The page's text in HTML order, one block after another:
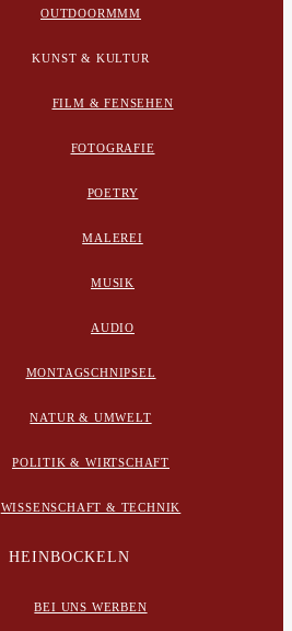
OUTDOORMMM
KUNST & KULTUR
FILM & FENSEHEN
FOTOGRAFIE
POETRY
MALEREI
MUSIK
AUDIO
MONTAGSCHNIPSEL
NATUR & UMWELT
POLITIK & WIRTSCHAFT
WISSENSCHAFT & TECHNIK
HEINBOCKELN
BEI UNS WERBEN